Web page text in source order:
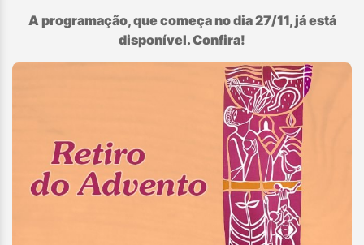
A programação, que começa no dia 27/11, já está
disponível. Confira!